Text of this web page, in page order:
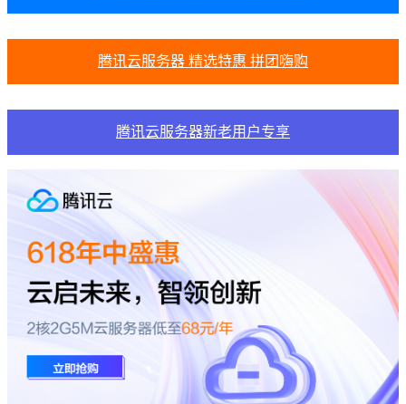
腾讯云服务器 精选特惠 拼团嗨购
腾讯云服务器新老用户专享